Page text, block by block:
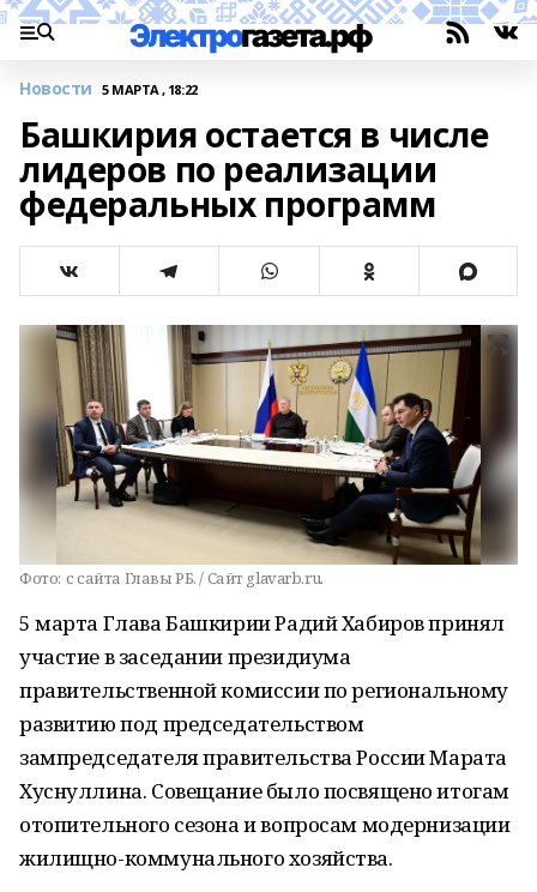
Новости 5 МАРТА , 18:22
Башкирия остается в числе
лидеров по реализации
федеральных программ
Фото: с сайта Главы РБ. / Сайт glavarb.ru.
5 марта Глава Башкирии Радий Хабиров принял
участие в заседании президиума
правительственной комиссии по региональному
развитию под председательством
зампредседателя правительства России Марата
Хуснуллина. Совещание было посвящено итогам
отопительного сезона и вопросам модернизации
жилищно-коммунального хозяйства.